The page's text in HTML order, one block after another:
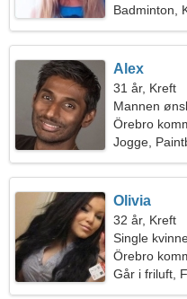
Badminton,
Alex
31 år, Kreft
Mannen
Örebro
Jogge,
Olivia
32 år, Kreft
Single
Örebro
Går i friluft,